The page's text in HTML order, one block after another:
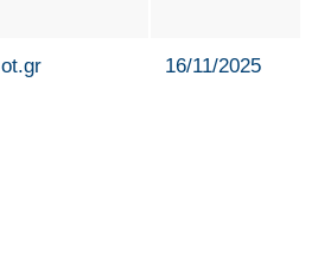
ot.gr 16/11/2025